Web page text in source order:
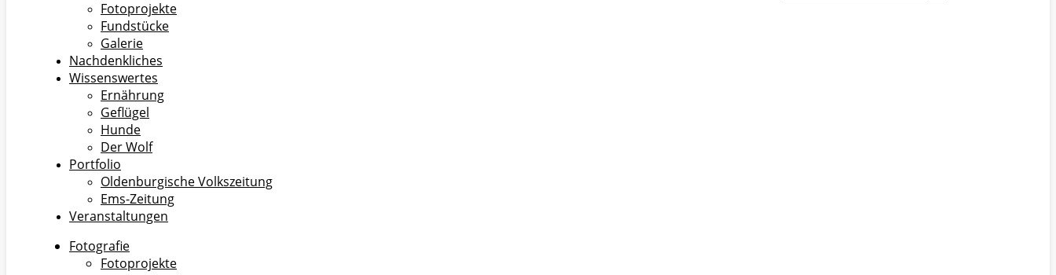
Fotoprojekte
Fundstücke
Galerie
Nachdenkliches
Wissenswertes
Ernährung
Geflügel
Hunde
Der Wolf
Portfolio
Oldenburgische Volkszeitung
Ems-Zeitung
Veranstaltungen
Fotografie
Fotoprojekte